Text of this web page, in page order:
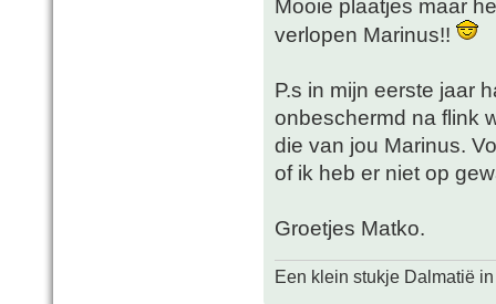
Mooie plaatjes maar
verlopen Marinus!!
P.s in mijn eerste jaar
onbeschermd na flink
die van jou Marinus.
of ik heb er niet op
Groetjes Matko.
Een klein stukje Dalmatië